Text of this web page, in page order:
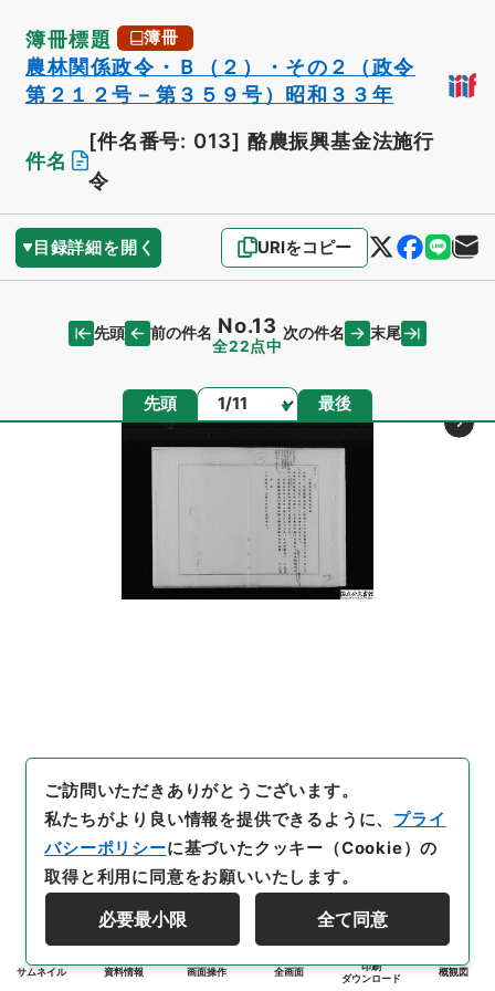
簿冊標題 簿冊
農林関係政令・Ｂ（２）・その２（政令
第２１２号－第３５９号）昭和３３年
件名
[件名番号: 013] 酪農振興基金法施行
令
目録詳細を開く URIをコピー
先頭 前の件名 No.13
全22点中
次の件名 末尾
先頭 ページ 最後
サムネイル 資料情報 画面操作 全画面
印刷
ダウンロード
概観図
ご訪問いただきありがとうございます。
私たちがより良い情報を提供できるように、 プライ
バシーポリシーに基づいたクッキー（Cookie）の
取得と利用に同意をお願いいたします。
必要最小限 全て同意